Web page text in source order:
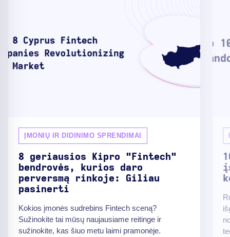
ĮMONIŲ IR DIDINIMO SPRENDIMAI
8 geriausios Kipro "Fintech"
bendrovės, kurios daro
perversmą rinkoje: Giliau
pasinerti
Kokios įmonės sudrebins Fintech sceną?
Sužinokite tai mūsų naujausiame reitinge ir
sužinokite, kas šiuo metu laimi pramonėje.